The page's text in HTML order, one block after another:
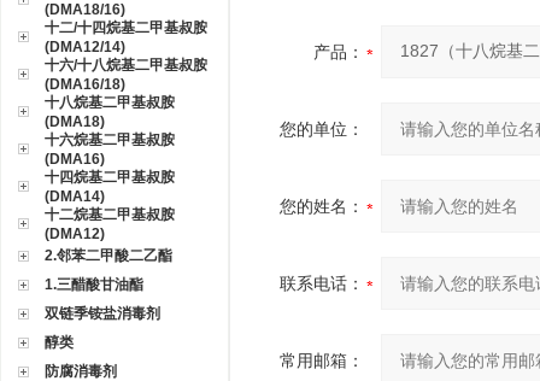
(DMA18/16)
十二/十四烷基二甲基叔胺
(DMA12/14)
十六/十八烷基二甲基叔胺
(DMA16/18)
十八烷基二甲基叔胺
(DMA18)
十六烷基二甲基叔胺
(DMA16)
十四烷基二甲基叔胺
(DMA14)
十二烷基二甲基叔胺
(DMA12)
2.邻苯二甲酸二乙酯
1.三醋酸甘油酯
双链季铵盐消毒剂
醇类
防腐消毒剂
产品：
您的单位：
您的姓名：
联系电话：
常用邮箱：